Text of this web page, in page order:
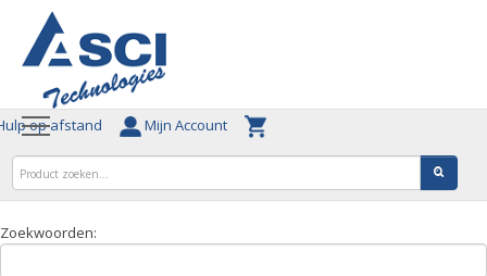
op afstand Mijn Account
Zoekwoorden: